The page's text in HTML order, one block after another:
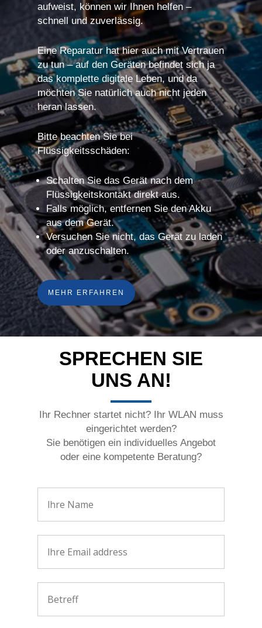
aufweist, können wir Ihnen helfen –
schnell und zuverlässig.
Eine Reparatur hat hier auch mit Vertrauen
zu tun – auf den Geräten befindet sich ja
das komplette digitale Leben, und da
möchten Sie natürlich auch nicht jeden
heran lassen.
Bitte beachten Sie bei
Flüssigkeitsschäden:
Schalten Sie das Gerät nach dem
Flüssigkeitskontakt direkt aus.
Falls möglich, entfernen Sie den Akku
aus dem Gerät.
Versuchen Sie nicht, das Gerät zu laden
oder anzuschalten.
MEHR ERFAHREN
SPRECHEN SIE
UNS AN!
Ihr Rechner startet nicht? Ihr WLAN muss
eingerichtet werden?
Sie benötigen ein individuelles Angebot
oder eine kompetente Beratung?